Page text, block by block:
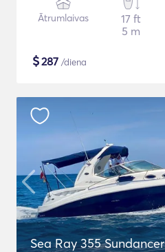
Ātrumlaivas
17 ft
5 m
$287 /diena
Sea Ray 355 Sundancer